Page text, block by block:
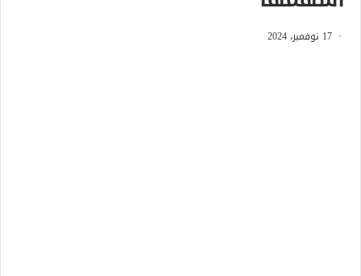
17 نوفمبر، 2024